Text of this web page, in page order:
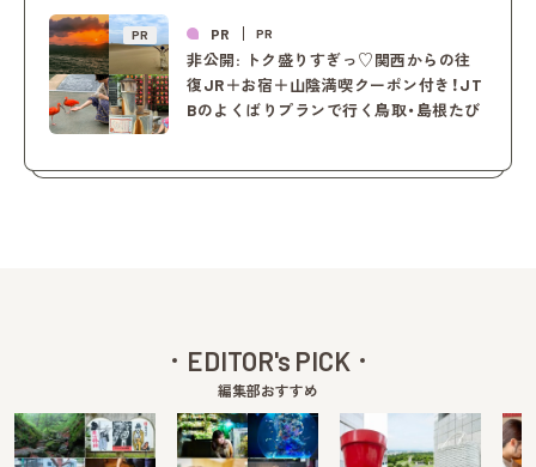
PR PR PR
非公開: トク盛りすぎっ♡関西からの往
復JR＋お宿＋山陰満喫クーポン付き！JT
Bのよくばりプランで行く鳥取・島根たび
EDITOR's PICK
編集部おすすめ